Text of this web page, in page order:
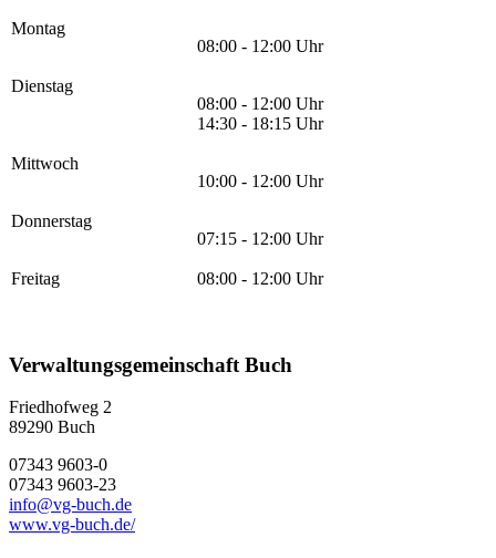
Montag
08:00 - 12:00 Uhr
Dienstag
08:00 - 12:00 Uhr
14:30 - 18:15 Uhr
Mittwoch
10:00 - 12:00 Uhr
Donnerstag
07:15 - 12:00 Uhr
Freitag 08:00 - 12:00 Uhr
Verwaltungsgemeinschaft Buch
Friedhofweg 2
89290 Buch
07343 9603-0
07343 9603-23
info@vg-buch.de
www.vg-buch.de/